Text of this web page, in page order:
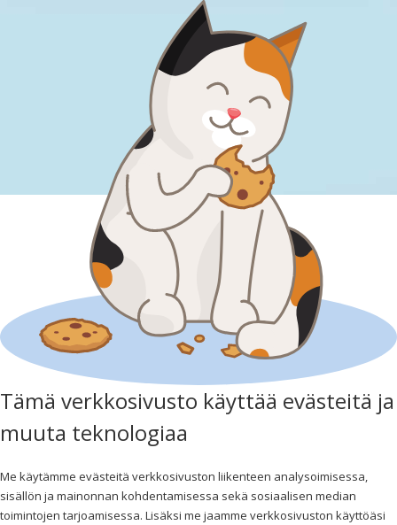
Tämä verkkosivusto käyttää evästeitä ja
muuta teknologiaa
Me käytämme evästeitä verkkosivuston liikenteen analysoimisessa,
sisällön ja mainonnan kohdentamisessa sekä sosiaalisen median
toimintojen tarjoamisessa. Lisäksi me jaamme verkkosivuston käyttöäsi